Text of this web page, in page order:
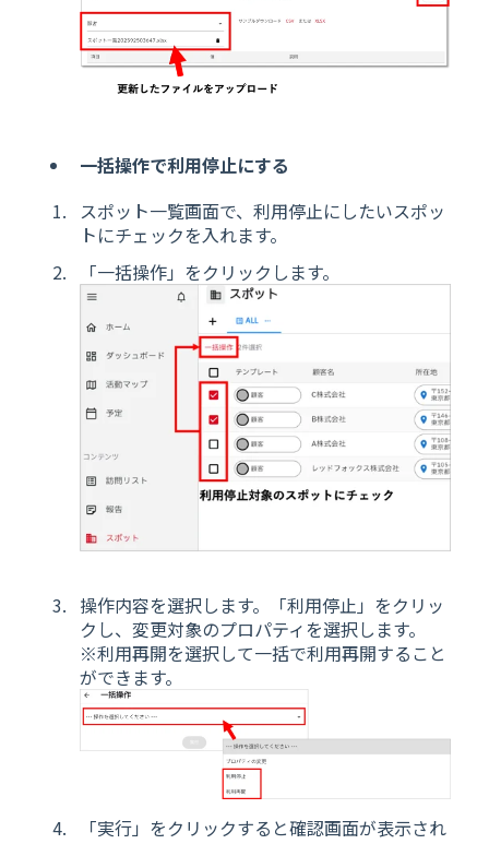
一括操作で利用停止にする
スポット一覧画面で、利用停止にしたいスポッ
トにチェックを入れます。
「一括操作」をクリックします。
操作内容を選択します。「利用停止」をクリッ
クし、変更対象のプロパティを選択します。
※利用再開を選択して一括で利用再開すること
ができます。
「実行」をクリックすると確認画面が表示され